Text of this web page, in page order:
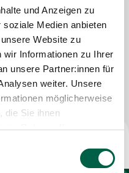
und Anzeigen zu
Medien anbieten
Website zu
wir Informationen zu Ihrer
unsere Partner:innen für
weiter. Unsere
möglicherweise
die Sie ihnen
im Rahmen Ihrer